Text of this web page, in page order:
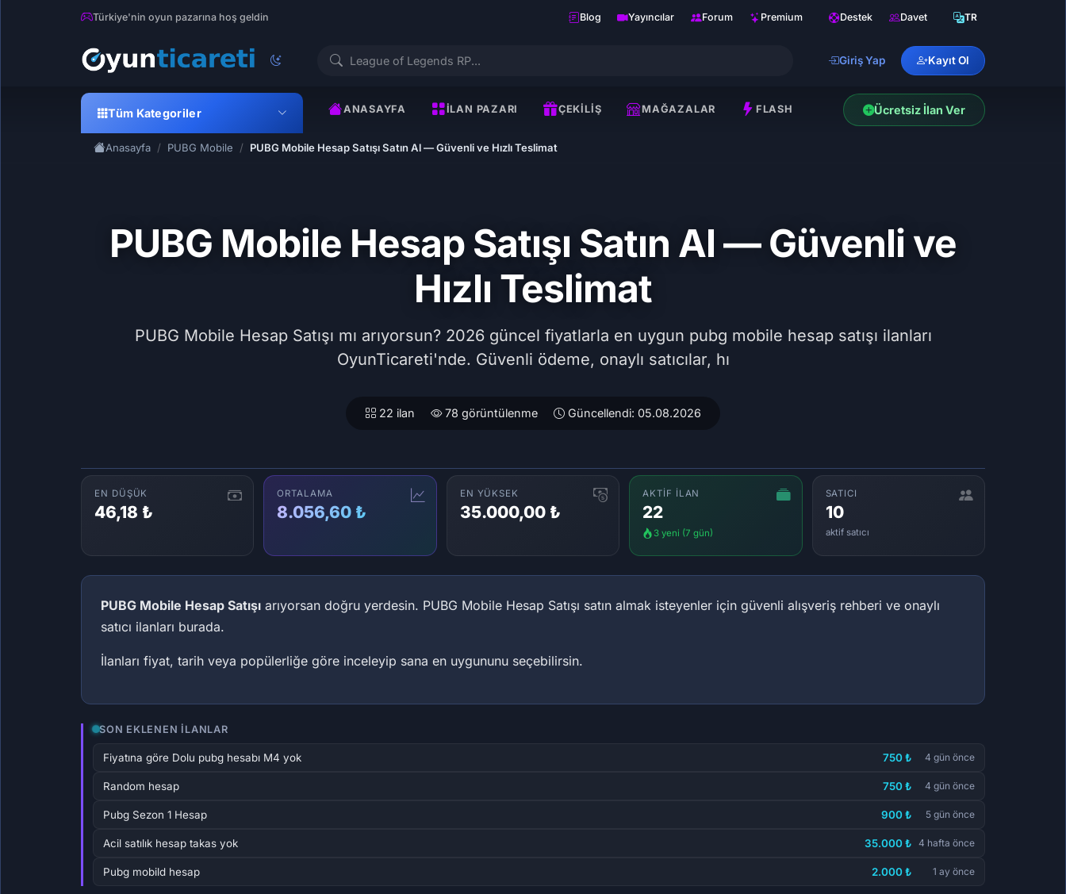
Türkiye'nin oyun pazarına hoş geldin Blog Yayıncılar Forum Premium Destek Davet TR
Giriş Yap Kayıt Ol
Tüm Kategoriler ANASAYFA İLAN PAZARI ÇEKILIŞ MAĞAZALAR FLASH Ücretsiz İlan Ver
Anasayfa PUBG Mobile PUBG Mobile Hesap Satışı Satın Al — Güvenli ve Hızlı Teslimat
PUBG Mobile Hesap Satışı Satın Al — Güvenli ve
Hızlı Teslimat
PUBG Mobile Hesap Satışı mı arıyorsun? 2026 güncel fiyatlarla en uygun pubg mobile hesap satışı ilanları
OyunTicareti'nde. Güvenli ödeme, onaylı satıcılar, hı
22 ilan 78 görüntülenme Güncellendi: 05.08.2026
EN DÜŞÜK
46,18 ₺
ORTALAMA
8.056,60 ₺
EN YÜKSEK
35.000,00 ₺
AKTIF İLAN
22
3 yeni (7 gün)
SATICI
10
aktif satıcı
PUBG Mobile Hesap Satışı arıyorsan doğru yerdesin. PUBG Mobile Hesap Satışı satın almak isteyenler için güvenli alışveriş rehberi ve onaylı
satıcı ilanları burada.
İlanları fiyat, tarih veya popülerliğe göre inceleyip sana en uygununu seçebilirsin.
SON EKLENEN İLANLAR
Fiyatına göre Dolu pubg hesabı M4 yok 750 ₺ 4 gün önce
Random hesap 750 ₺ 4 gün önce
Pubg Sezon 1 Hesap 900 ₺ 5 gün önce
Acil satılık hesap takas yok 35.000 ₺ 4 hafta önce
Pubg mobild hesap 2.000 ₺ 1 ay önce